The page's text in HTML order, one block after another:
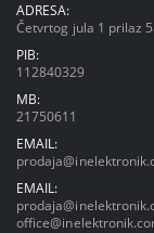
ADRESA:
Četvrtog jula 1 prilaz
PIB:
112840329
MB:
21750611
EMAIL:
EMAIL: